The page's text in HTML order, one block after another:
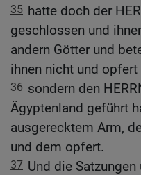
35 hatte doch der
geschlossen und
andern Götter und
ihnen nicht und opfert
36 sondern den
Ägyptenland geführt
ausgerecktem Arm,
und dem opfert.
37 Und die